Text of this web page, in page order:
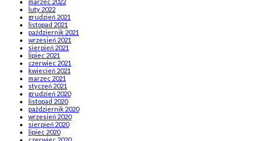
marzec 2022
luty 2022
grudzień 2021
listopad 2021
październik 2021
wrzesień 2021
sierpień 2021
lipiec 2021
czerwiec 2021
kwiecień 2021
marzec 2021
styczeń 2021
grudzień 2020
listopad 2020
październik 2020
wrzesień 2020
sierpień 2020
lipiec 2020